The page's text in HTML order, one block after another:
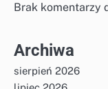
Brak komentarzy
Archiwa
sierpień 2026